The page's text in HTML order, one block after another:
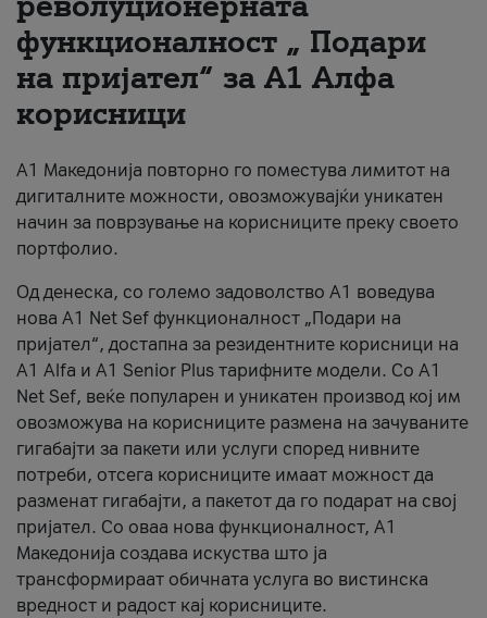
За нас
#ПодобарОнлајн
функционалност „ Подари
на пријател“ за А1 Алфа
корисници
А1 Македонија повторно го поместува лимитот на
дигиталните можности, овозможувајќи уникатен
начин за поврзување на корисниците преку своето
портфолио.
Од денеска, со големо задоволство А1 воведува
нова A1 Net Sef функционалност „Подари на
пријател“, достапна за резидентните корисници на
А1 Alfa и A1 Senior Plus тарифните модели. Со A1
Net Sef, веќе популарен и уникатен производ кој им
овозможува на корисниците размена на зачуваните
гигабајти за пакети или услуги според нивните
потреби, отсега корисниците имаат можност да
разменат гигабајти, а пакетот да го подарат на свој
пријател. Со оваа нова функционалност, А1
Македонија создава искуства што ја
трансформираат обичната услуга во вистинска
вредност и радост кај корисниците.